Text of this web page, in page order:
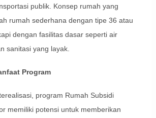
publik. Konsep rumah yang
rumah sederhana dengan tipe 36 atau
dengan fasilitas dasar seperti air
sanitasi yang layak.
Program
program Rumah Subsidi
memiliki potensi untuk memberikan